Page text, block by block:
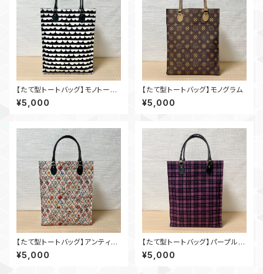
【たて型トートバッグ】モノトーン
フリル
¥5,000
【たて型トートバッグ】モノグラム
¥5,000
【たて型トートバッグ】アンティー
クフラワー
¥5,000
【たて型トートバッグ】パープルチ
ェック
¥5,000